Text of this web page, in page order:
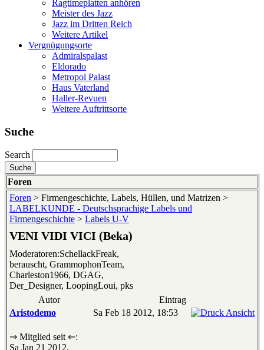
Ragtimeplatten anhören
Meister des Jazz
Jazz im Dritten Reich
Weitere Artikel
Vergnügungsorte
Admiralspalast
Eldorado
Metropol Palast
Haus Vaterland
Haller-Revuen
Weitere Auftrittsorte
Suche
Search
Foren
Foren > Firmengeschichte, Labels, Hüllen, und Matrizen >
LABELKUNDE - Deutschsprachige Labels und
Firmengeschichte > Labels U-V
VENI VIDI VICI (Beka)
Moderatoren:SchellackFreak,
berauscht, GrammophonTeam,
Charleston1966, DGAG,
Der_Designer, LoopingLoui, pks
Autor
Eintrag
Aristodemo
Sa Feb 18 2012, 18:53
⇒ Mitglied seit ⇐:
Sa Jan 21 2012,